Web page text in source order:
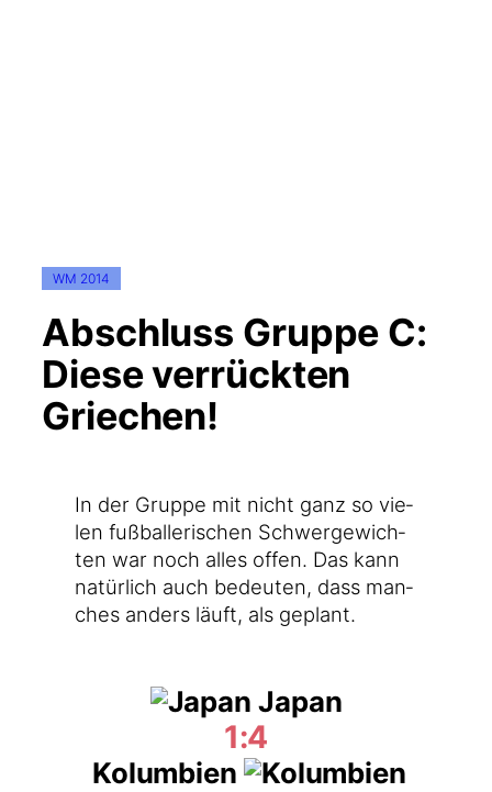
WM 2014
Abschluss Gruppe C:
Diese verrückten
Griechen!
In der Grup­pe mit nicht ganz so vie­
len fuß­bal­le­ri­schen Schwer­ge­wich­
ten war noch alles offen. Das kann
natür­lich auch bedeu­ten, dass man­
ches anders läuft, als geplant.
Japan
1:4
Kolumbien